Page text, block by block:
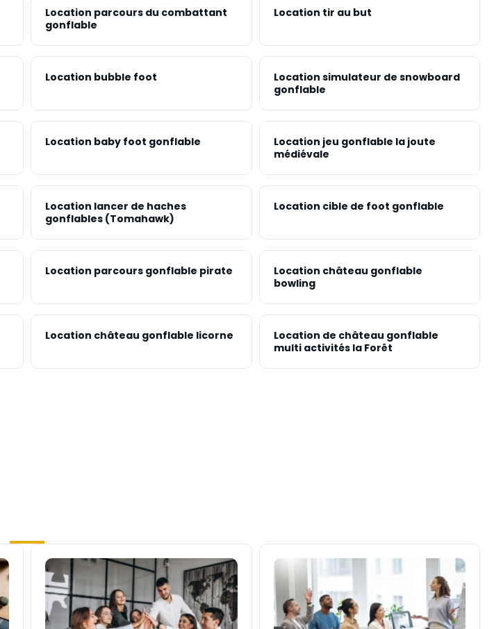
Location parcours du combattant
gonflable
Location tir au but
Location bubble foot
Location simulateur de snowboard
gonflable
Location baby foot gonflable
Location jeu gonflable la joute
médiévale
Location lancer de haches
gonflables (Tomahawk)
Location cible de foot gonflable
Location parcours gonflable pirate
Location château gonflable
bowling
Location château gonflable licorne
Location de château gonflable
multi activités la Forêt